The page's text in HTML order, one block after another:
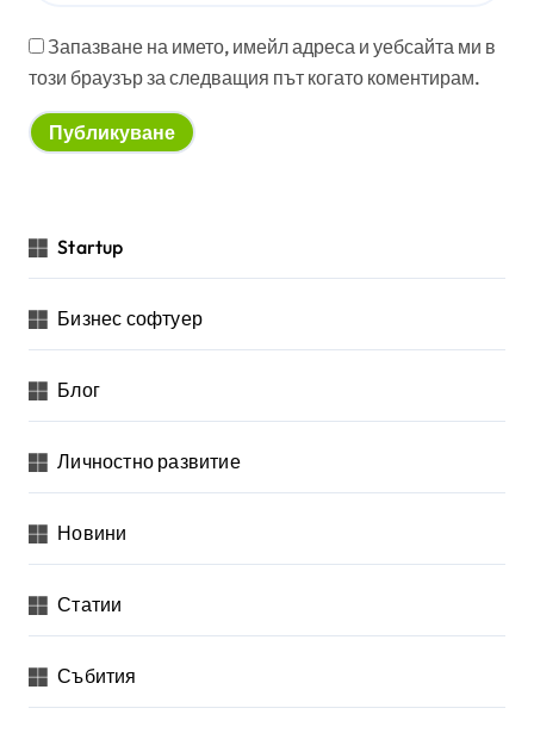
Запазване на името, имейл адреса и уебсайта ми в
този браузър за следващия път когато коментирам.
Startup
Бизнес софтуер
Блог
Личностно развитие
Новини
Статии
Събития